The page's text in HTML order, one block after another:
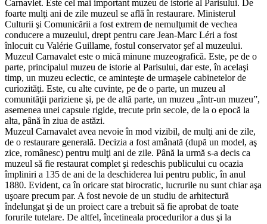
Carnavlet. Este cel mai important muzeu de istorie al Parisului. De
foarte mulţi ani de zile muzeul se află în restaurare. Ministerul
Culturii şi Comunicării a fost extrem de nemulţumit de vechea
conducere a muzeului, drept pentru care Jean-Marc Léri a fost
înlocuit cu Valérie Guillame, fostul conservator şef al muzeului.
Muzeul Carnavalet este o mică minune muzeografică. Este, pe de o
parte, principalul muzeu de istorie al Parisului, dar este, în acelaşi
timp, un muzeu eclectic, ce aminteşte de urmaşele cabinetelor de
curiozităţi. Este, cu alte cuvinte, pe de o parte, un muzeu al
comunităţii pariziene şi, pe de altă parte, un muzeu „într-un muzeu”,
asemenea unei capsule rigide, trecute prin secole, de la o epocă la
alta, până în ziua de astăzi.
Muzeul Carnavalet avea nevoie în mod vizibil, de mulţi ani de zile,
de o restaurare generală. Decizia a fost amânată (după un model, aş
zice, românesc) pentru mulţi ani de zile. Până la urmă s-a decis ca
muzeul să fie restaurat complet şi redeschis publicului cu ocazia
împliniri a 135 de ani de la deschiderea lui pentru public, în anul
1880. Evident, ca în oricare stat birocratic, lucrurile nu sunt chiar aşa
uşoare precum par. A fost nevoie de un studiu de arhitectură
îndelungat şi de un proiect care a trebuit să fie aprobat de toate
forurile tutelare. De altfel, încetineala procedurilor a dus şi la